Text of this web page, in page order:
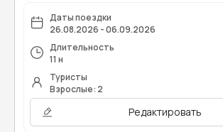
Даты поездки
26.08.2026 - 06.09.2026
Длительность
11 н
Туристы
Взрослые: 2
Редактировать